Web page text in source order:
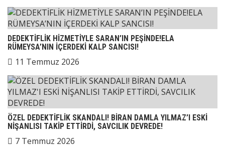
DEDEKTİFLİK HİZMETİYLE SARAN’IN PEŞİNDE!ELA
RÜMEYSA’NIN İÇERDEKİ KALP SANCISI!
11 Temmuz 2026
ÖZEL DEDEKTİFLİK SKANDALI! BİRAN DAMLA YILMAZ’I ESKİ
NİŞANLISI TAKİP ETTİRDİ, SAVCILIK DEVREDE!
7 Temmuz 2026